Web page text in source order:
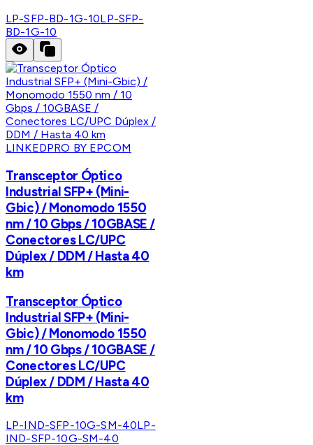
LP-SFP-BD-1G-10LP-SFP-
BD-1G-10
LINKEDPRO BY EPCOM
Transceptor Óptico
Industrial SFP+ (Mini-
Gbic) / Monomodo 1550
nm / 10 Gbps / 10GBASE /
Conectores LC/UPC
Dúplex / DDM / Hasta 40
km
Transceptor Óptico
Industrial SFP+ (Mini-
Gbic) / Monomodo 1550
nm / 10 Gbps / 10GBASE /
Conectores LC/UPC
Dúplex / DDM / Hasta 40
km
LP-IND-SFP-10G-SM-40LP-
IND-SFP-10G-SM-40